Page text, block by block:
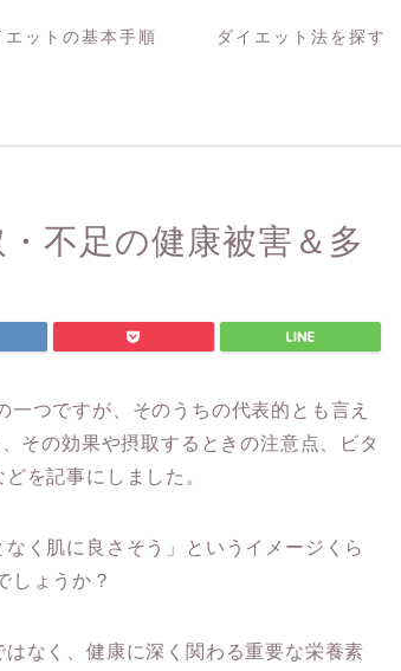
エットの基本手順 ダイエット法を探す
不足の健康被害＆多
一つですが、そのうちの代表的とも言え
その効果や摂取するときの注意点、ビタ
を記事にしました。
く肌に良さそう」というイメージくら
しょうか？
なく、健康に深く関わる重要な栄養素